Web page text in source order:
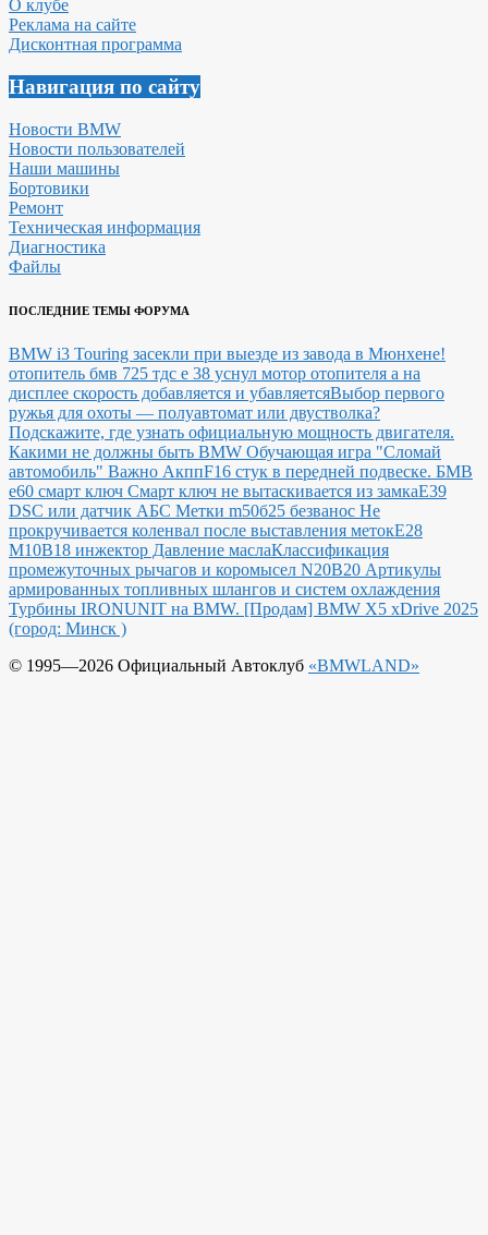
О клубе
Реклама на сайте
Дисконтная программа
Навигация по сайту
Новости BMW
Новости пользователей
Наши машины
Бортовики
Ремонт
Техническая информация
Диагностика
Файлы
ПОСЛЕДНИЕ ТЕМЫ ФОРУМА
BMW i3 Touring засекли при выезде из завода в Мюнхене!
отопитель бмв 725 тдс е 38 уснул мотор отопителя а на
дисплее скорость добавляется и убавляетсяВыбор первого
ружья для охоты — полуавтомат или двустволка?
Подскажите, где узнать официальную мощность двигателя.
Какими не должны быть BMW Обучающая игра "Сломай
автомобиль" Важно АкппF16 стук в передней подвеске. БМВ
е60 смарт ключ Смарт ключ не вытаскивается из замкаE39
DSC или датчик АБС Метки m50б25 безванос Не
прокручивается коленвал после выставления метокЕ28
М10В18 инжектор Давление маслаКлассификация
промежуточных рычагов и коромысел N20B20 Артикулы
армированных топливных шлангов и систем охлаждения
Турбины IRONUNIT на BMW. [Продам] BMW X5 xDrive 2025
(город: Минск )
© 1995—2026 Официальный Автоклуб «BMWLAND»